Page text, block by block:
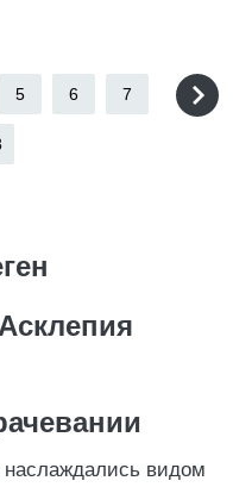
5 6 7
видом